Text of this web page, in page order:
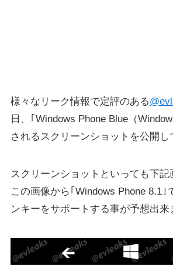
様々なリーク情報で定評のある
日、｢Windows Phone Blue（
されるスクリーンショットを公開し
スクリーンショットといっても下記
この画像から｢Windows Phone 8.1｣
ンキーをサポートする事が予想出来